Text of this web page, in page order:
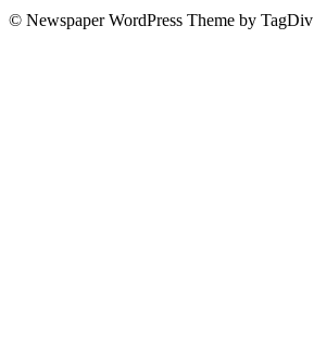
© Newspaper WordPress Theme by TagDiv